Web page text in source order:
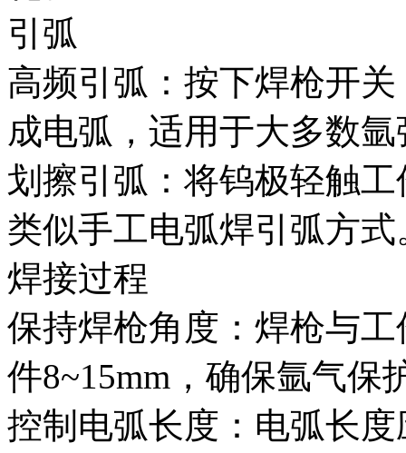
引弧
高频引弧：按下焊枪开
成电弧，适用于大多数
划擦引弧：将钨极轻触
类似手工电弧焊引弧方式
焊接过程
保持焊枪角度：焊枪与工
件8~15mm，确保氩气保
控制电弧长度：电弧长